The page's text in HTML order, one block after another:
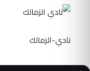
نادي-الزمالك